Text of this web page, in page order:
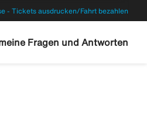
- Tickets ausdrucken/Fahrt bezahlen
Fragen und Antworten